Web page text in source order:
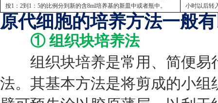
按1：2到1：5的比例分到新的含8ml培养基的新皿中或者瓶中。
小时以后转
原代细胞的培养方法一般
① 组织块培养法
组织块培养是常用、简便易
法。其基本方法是将剪成的小